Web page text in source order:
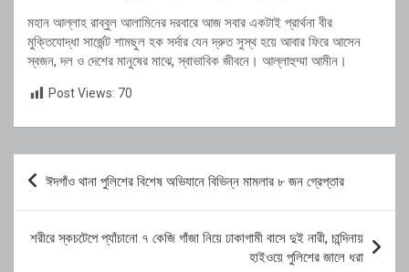
মহান আল্লাহ রাব্বুল আলামিনের দরবারে আজ সবার একটাই প্রার্থনা বীর
মুক্তিযোদ্ধা সার্জেন্ট শামছুল হক সর্দার যেন দ্রুত সুস্থ হয়ে আবার ফিরে আসেন
স্বজন, দল ও দেশের মানুষের মাঝে, স্বাভাবিক জীবনে। আল্লাহুম্মা আমীন।
Post Views: 70
Post
navigation
ঈদগাঁও থানা পুলিশের বিশেষ অভিযানে বিভিন্ন মামলার ৮ জন গ্রেপ্তার
শরীরে স্কচটেপে প্যাঁচানো ৭ কেজি গাঁজা নিয়ে ঢাকাগামী বাসে দুই নারী, চান্দিনায়
হাইওয়ে পুলিশের জালে ধরা